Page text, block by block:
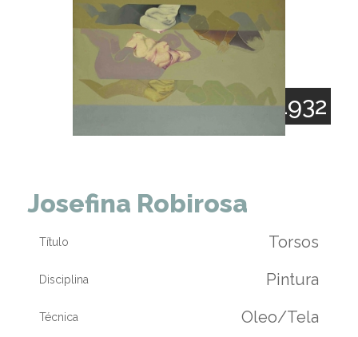
1932
Josefina Robirosa
Título Torsos
Disciplina Pintura
Técnica Oleo/Tela